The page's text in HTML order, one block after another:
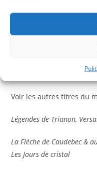
d’illustres exilés. » Julie
Quatre récits tirés
partir de
Voir les autres titres du
Légendes de Trianon,
La Flèche de Caudebec &
Les Jours de cristal